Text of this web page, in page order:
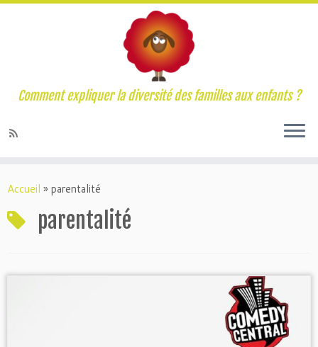
Comment expliquer la diversité des familles aux enfants ?
Accueil » parentalité
parentalité